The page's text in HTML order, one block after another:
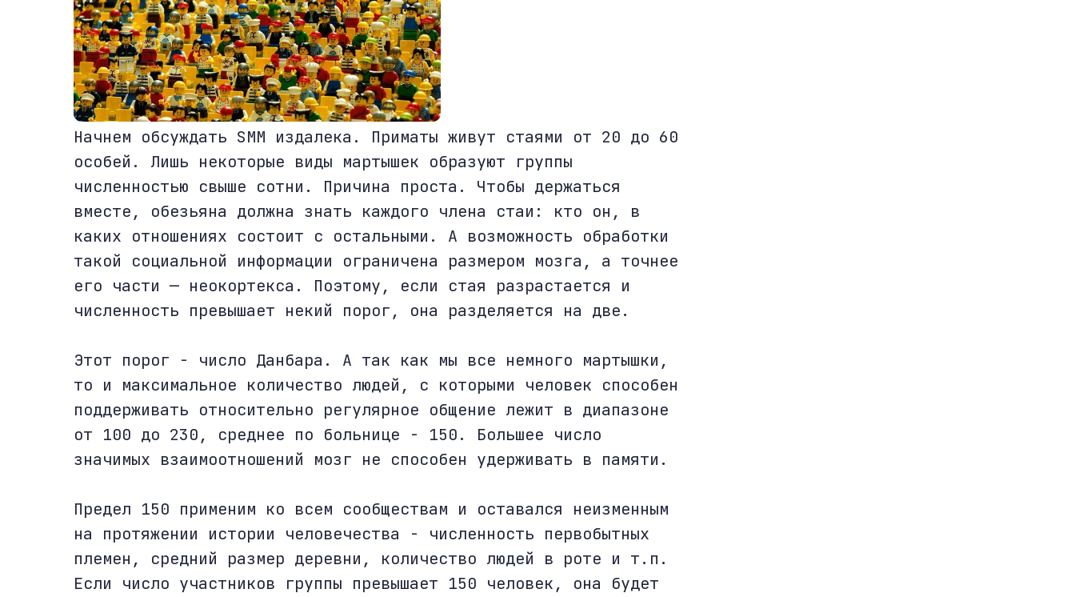
Начнем обсуждать SMM издалека. Приматы живут стаями от 20 до 60
особей. Лишь некоторые виды мартышек образуют группы
численностью свыше сотни. Причина проста. Чтобы держаться
вместе, обезьяна должна знать каждого члена стаи: кто он, в
каких отношениях состоит с остальными. А возможность обработки
такой социальной информации ограничена размером мозга, а точнее
его части — неокортекса. Поэтому, если стая разрастается и
численность превышает некий порог, она разделяется на две.
Этот порог - число Данбара. А так как мы все немного мартышки,
то и максимальное количество людей, с которыми человек способен
поддерживать относительно регулярное общение лежит в диапазоне
от 100 до 230, среднее по больнице - 150. Большее число
значимых взаимоотношений мозг не способен удерживать в памяти.
Предел 150 применим ко всем сообществам и оставался неизменным
на протяжении истории человечества - численность первобытных
племен, средний размер деревни, количество людей в роте и т.п.
Если число участников группы превышает 150 человек, она будет